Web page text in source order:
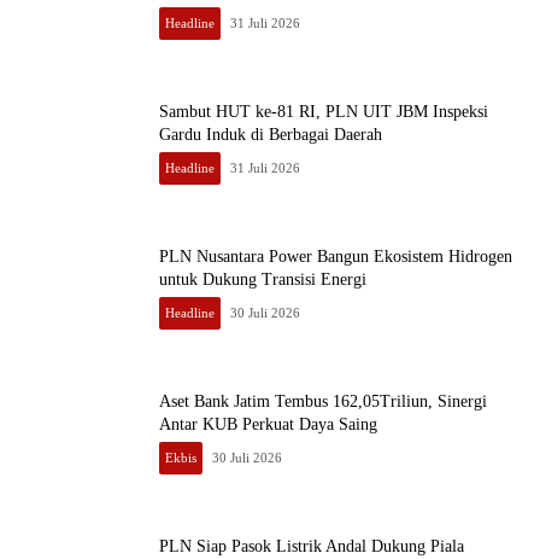
Headline 31 Juli 2026
Sambut HUT ke-81 RI, PLN UIT JBM Inspeksi
Gardu Induk di Berbagai Daerah
Headline 31 Juli 2026
PLN Nusantara Power Bangun Ekosistem Hidrogen
untuk Dukung Transisi Energi
Headline 30 Juli 2026
Aset Bank Jatim Tembus 162,05Triliun, Sinergi
Antar KUB Perkuat Daya Saing
Ekbis 30 Juli 2026
PLN Siap Pasok Listrik Andal Dukung Piala